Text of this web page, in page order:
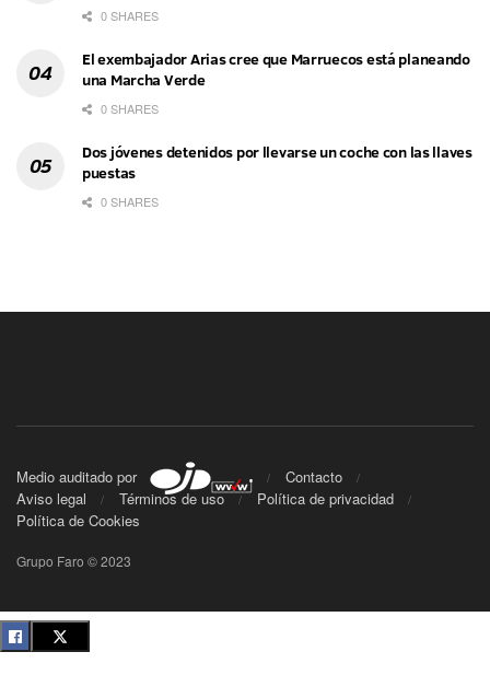
0 SHARES
El exembajador Arias cree que Marruecos está planeando
una Marcha Verde
0 SHARES
Dos jóvenes detenidos por llevarse un coche con las llaves
puestas
0 SHARES
Medio auditado por
Contacto
Aviso legal
Términos de uso
Política de privacidad
Política de Cookies
Grupo Faro © 2023